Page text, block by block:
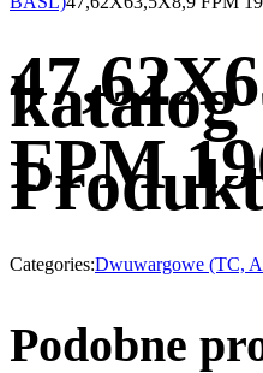
katalog
FPM
Categories:Dwuwargowe (TC,
Podobne